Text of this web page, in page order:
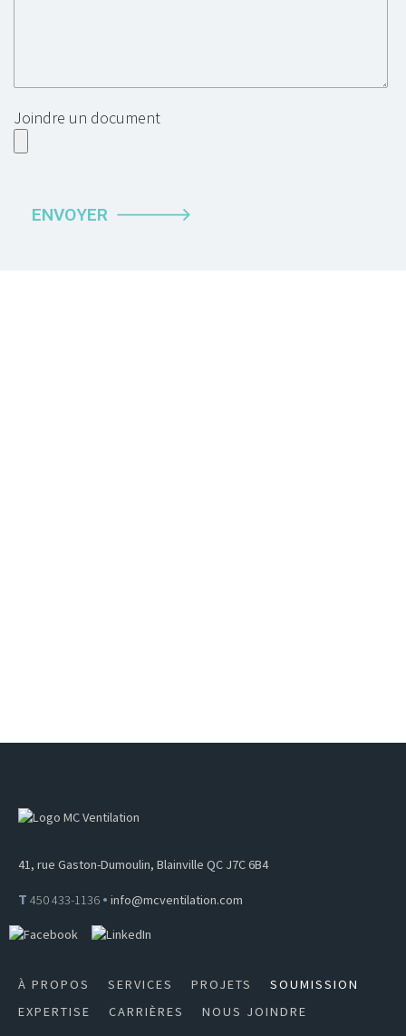
Joindre un document
41, rue Gaston-Dumoulin, Blainville QC J7C 6B4
T 450 433-1136 • info@mcventilation.com
À PROPOS SERVICES PROJETS
SOUMISSION
EXPERTISE
CARRIÈRES NOUS JOINDRE